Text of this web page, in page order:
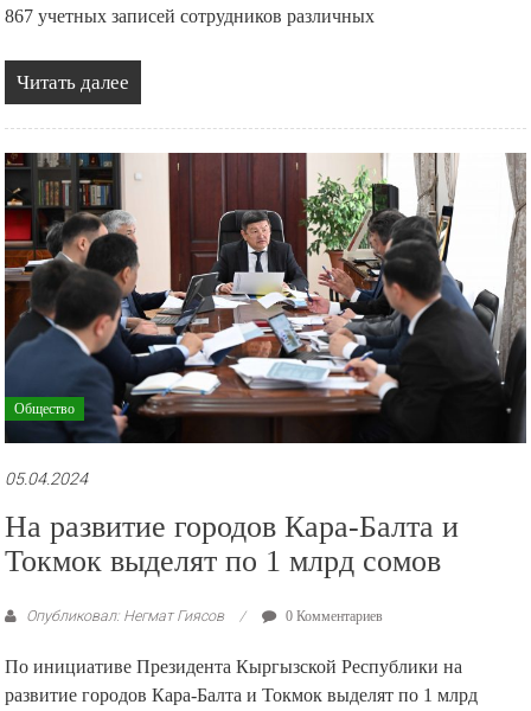
867 учетных записей сотрудников различных
Читать далее
Общество
05.04.2024
На развитие городов Кара-Балта и
Токмок выделят по 1 млрд сомов
Опубликовал: Негмат Гиясов 0 Комментариев
По инициативе Президента Кыргызской Республики на
развитие городов Кара-Балта и Токмок выделят по 1 млрд